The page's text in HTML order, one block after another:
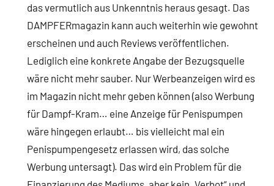
das vermutlich aus Unkenntnis heraus gesagt. Das
DAMPFERmagazin kann auch weiterhin wie gewohnt
erscheinen und auch Reviews veröffentlichen.
Lediglich eine konkrete Angabe der Bezugsquelle
wäre nicht mehr sauber. Nur Werbeanzeigen wird es
im Magazin nicht mehr geben können (also Werbung
für Dampf-Kram… eine Anzeige für Penispumpen
wäre hingegen erlaubt… bis vielleicht mal ein
Penispumpengesetz erlassen wird, das solche
Werbung untersagt). Das wird ein Problem für die